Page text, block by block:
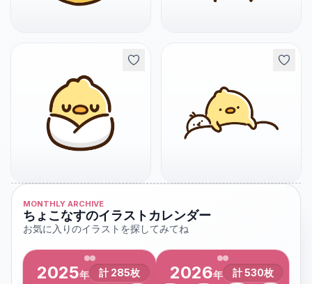
MONTHLY ARCHIVE
ちょこなすのイラストカレンダー
お気に入りのイラストを探してみてね
2025年 計 285枚 2026年 計530枚